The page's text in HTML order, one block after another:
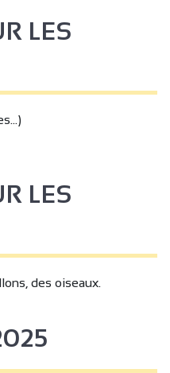
LES
LES
des oiseaux.